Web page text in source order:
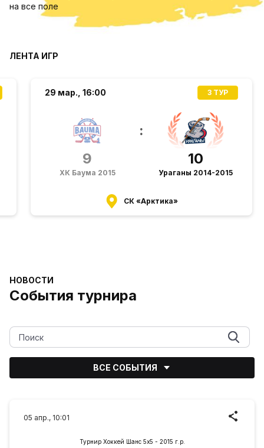
на все поле
ЛЕНТА ИГР
29 мар., 16:00 3 ТУР
9
ХК Баума 2015
:
10
Ураганы 2014-2015
СК «Арктика»
НОВОСТИ
События турнира
ВСЕ СОБЫТИЯ
05 апр., 10:01
Турнир Хоккей Шанс 5х5 - 2015 г.р.